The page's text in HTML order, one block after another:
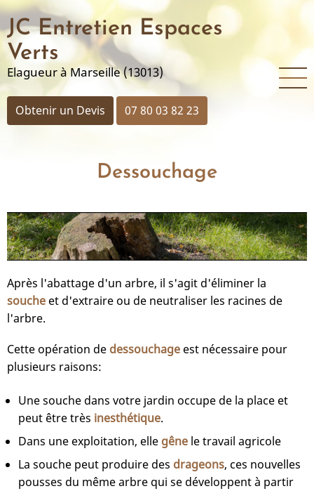
Aller
au
contenu
principal
JC Entretien Espaces
Verts
Elagueur à Marseille (13013)
Obtenir un Devis 07 80 03 82 23
Dessouchage
Après l'abattage d'un arbre, il s'agit d'éliminer la
souche et d'extraire ou de neutraliser les racines de
l'arbre.
Cette opération de dessouchage est nécessaire pour
plusieurs raisons:
Une souche dans votre jardin occupe de la place et
peut être très inesthétique.
Dans une exploitation, elle gêne le travail agricole
La souche peut produire des drageons, ces nouvelles
pousses du même arbre qui se développent à partir